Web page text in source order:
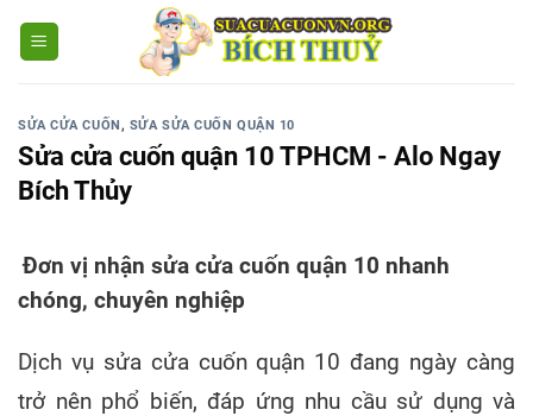
SỬA CỬA CUỐN, SỬA SỬA CUỐN QUẬN 10
Sửa cửa cuốn quận 10 TPHCM - Alo Ngay
Bích Thủy
Đơn vị nhận sửa cửa cuốn quận 10 nhanh
chóng, chuyên nghiệp
Dịch vụ sửa cửa cuốn quận 10 đang ngày càng
trở nên phổ biến, đáp ứng nhu cầu sử dụng và